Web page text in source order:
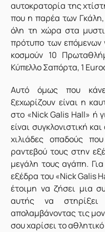
αυτοκρατορία της
που η παρέα των Γκάλη,
όλη τη χώρα στα
πρότυπο των επόμενων
κοσμούν 10
Κύπελλο Σαπόρτα, 1
Αυτό όμως που
ξεχωρίζουν είναι η
στο «Νick Galis Hall» ή
είναι συγκλονιστική
χιλιάδες οπαδούς
ραντεβού τους στην
μεγάλη τους αγάπη.
εξέδρα του «Nick Galis
έτοιμη να ζήσει μια
αυτής να στηρίξει
απολαμβάνοντας τις
σου χαρίσει το αθλητικό